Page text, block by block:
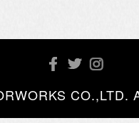
CO.,LTD.